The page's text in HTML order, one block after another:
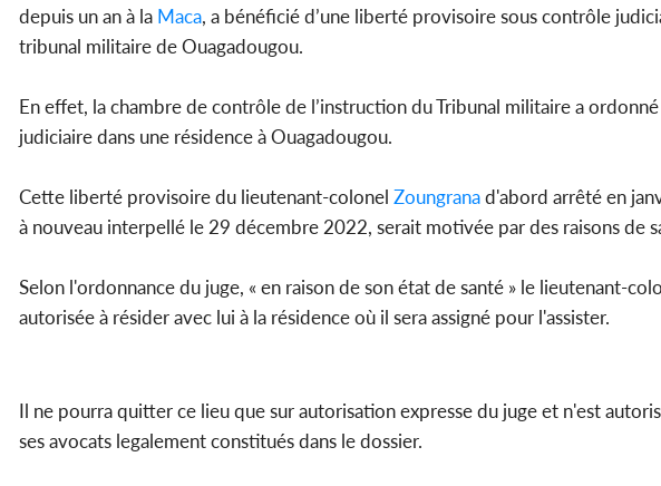
depuis un an à la Maca, a bénéficié d’une liberté provisoire sous contrôle
tribunal militaire de Ouagadougou.
En effet, la chambre de contrôle de l’instruction du Tribunal militaire a
judiciaire dans une résidence à Ouagadougou.
Cette liberté provisoire du lieutenant-colonel Zoungranad'abord arrêté en
à nouveau interpellé le 29 décembre 2022, serait motivée par des raisons de
Selon l'ordonnance du juge, « en raison de son état de santé » le lieutenant-
autorisée à résider avec lui à la résidence où il sera assigné pour l'assister.
Il ne pourra quitter ce lieu que sur autorisation expresse du juge et n'est
ses avocats legalement constitués dans le dossier.